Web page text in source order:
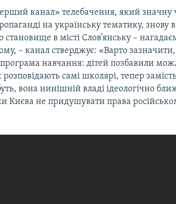
канал» телебачення, який значну
на українську тематику, знову
в місті Слов’янську –
– канал стверджує: «Варто
програма навчання: дітей позбавили
самі школярі, тепер
вона нинішній владі ідеологічно
Києва не придушувати права